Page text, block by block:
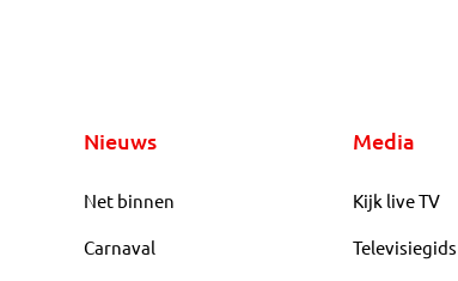
Nieuws
Net binnen
Carnaval
Media
Kijk live TV
Televisiegids